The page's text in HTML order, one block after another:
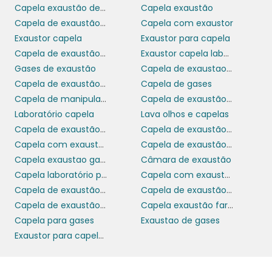
por meio de um sistema de ventilação.
Isso não apenas melhora a qualidade do ar, mas também
previne riscos de explosões ou incêndios causados por
substâncias inflamáveis.
O design de uma câmara de exaustão pode variar de
acordo com a aplicação e o tipo de contaminante a ser
removido.
Alguns modelos são equipados com filtros especializados
para capturar partículas finas, enquanto outros possuem
sistemas de neutralização química para gases nocivos.
Além de sua função principal, as câmaras de exaustão
comerciais são projetadas para serem eficientes em termos
de energia, minimizando o consumo enquanto mantêm um
desempenho eficaz.
A escolha do equipamento adequado deve levar em conta
a natureza do processo industrial, o volume de ar a ser
Capela exaustão de gases
Capela exaustão
Capela de exaustão para que serve
Capela com exaustor
Exaustor capela
Exaustor para capela
Capela de exaustão para laboratório
Exaustor capela laboratorio
Gases de exaustão
Capela de exaustao de gases
Capela de exaustão de pó
Capela de gases
Capela de manipulação
Capela de exaustão preço
Laboratório capela
Lava olhos e capelas
Capela de exaustão como funciona
Capela de exaustão de gases para que serve
Capela com exaustão
Capela de exaustão de bancada
Capela exaustao gases
Câmara de exaustão
Capela laboratório para que serve
Capela com exaustor para laboratório
Capela de exaustão de gases pequena
Capela de exaustão farmácia de manipulação
Capela de exaustão o que é
Capela exaustão farmacia manipulação
Capela para gases
Exaustao de gases
Exaustor para capela de exaustão